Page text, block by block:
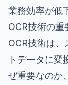
業務効率が低
OCR技術の重
OCR技術は、
トデータに
ぜ重要なのか